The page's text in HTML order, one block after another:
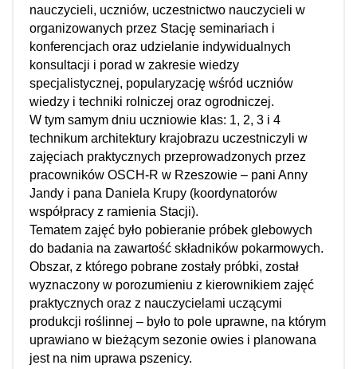
nauczycieli, uczniów, uczestnictwo nauczycieli w
organizowanych przez Stację seminariach i
konferencjach oraz udzielanie indywidualnych
konsultacji i porad w zakresie wiedzy
specjalistycznej, popularyzację wśród uczniów
wiedzy i techniki rolniczej oraz ogrodniczej.
W tym samym dniu uczniowie klas: 1, 2, 3 i 4
technikum architektury krajobrazu uczestniczyli w
zajęciach praktycznych przeprowadzonych przez
pracowników OSCH-R w Rzeszowie – pani Anny
Jandy i pana Daniela Krupy (koordynatorów
współpracy z ramienia Stacji).
Tematem zajęć było pobieranie próbek glebowych
do badania na zawartość składników pokarmowych.
Obszar, z którego pobrane zostały próbki, został
wyznaczony w porozumieniu z kierownikiem zajęć
praktycznych oraz z nauczycielami uczącymi
produkcji roślinnej – było to pole uprawne, na którym
uprawiano w bieżącym sezonie owies i planowana
jest na nim uprawa pszenicy.